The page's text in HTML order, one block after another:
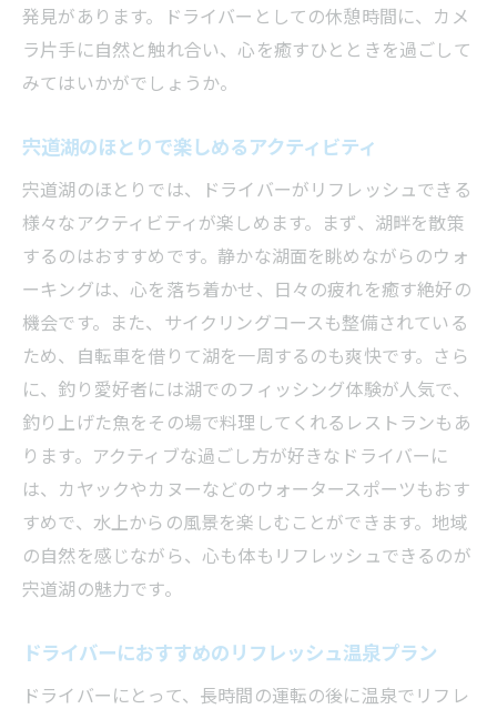
発見があります。ドライバーとしての休憩時間に、カメ
ラ片手に自然と触れ合い、心を癒すひとときを過ごして
みてはいかがでしょうか。
宍道湖のほとりで楽しめるアクティビティ
宍道湖のほとりでは、ドライバーがリフレッシュできる
様々なアクティビティが楽しめます。まず、湖畔を散策
するのはおすすめです。静かな湖面を眺めながらのウォ
ーキングは、心を落ち着かせ、日々の疲れを癒す絶好の
機会です。また、サイクリングコースも整備されている
ため、自転車を借りて湖を一周するのも爽快です。さら
に、釣り愛好者には湖でのフィッシング体験が人気で、
釣り上げた魚をその場で料理してくれるレストランもあ
ります。アクティブな過ごし方が好きなドライバーに
は、カヤックやカヌーなどのウォータースポーツもおす
すめで、水上からの風景を楽しむことができます。地域
の自然を感じながら、心も体もリフレッシュできるのが
宍道湖の魅力です。
ドライバーにおすすめのリフレッシュ温泉プラン
ドライバーにとって、長時間の運転の後に温泉でリフレ